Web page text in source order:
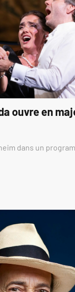
ouvre en
dans un